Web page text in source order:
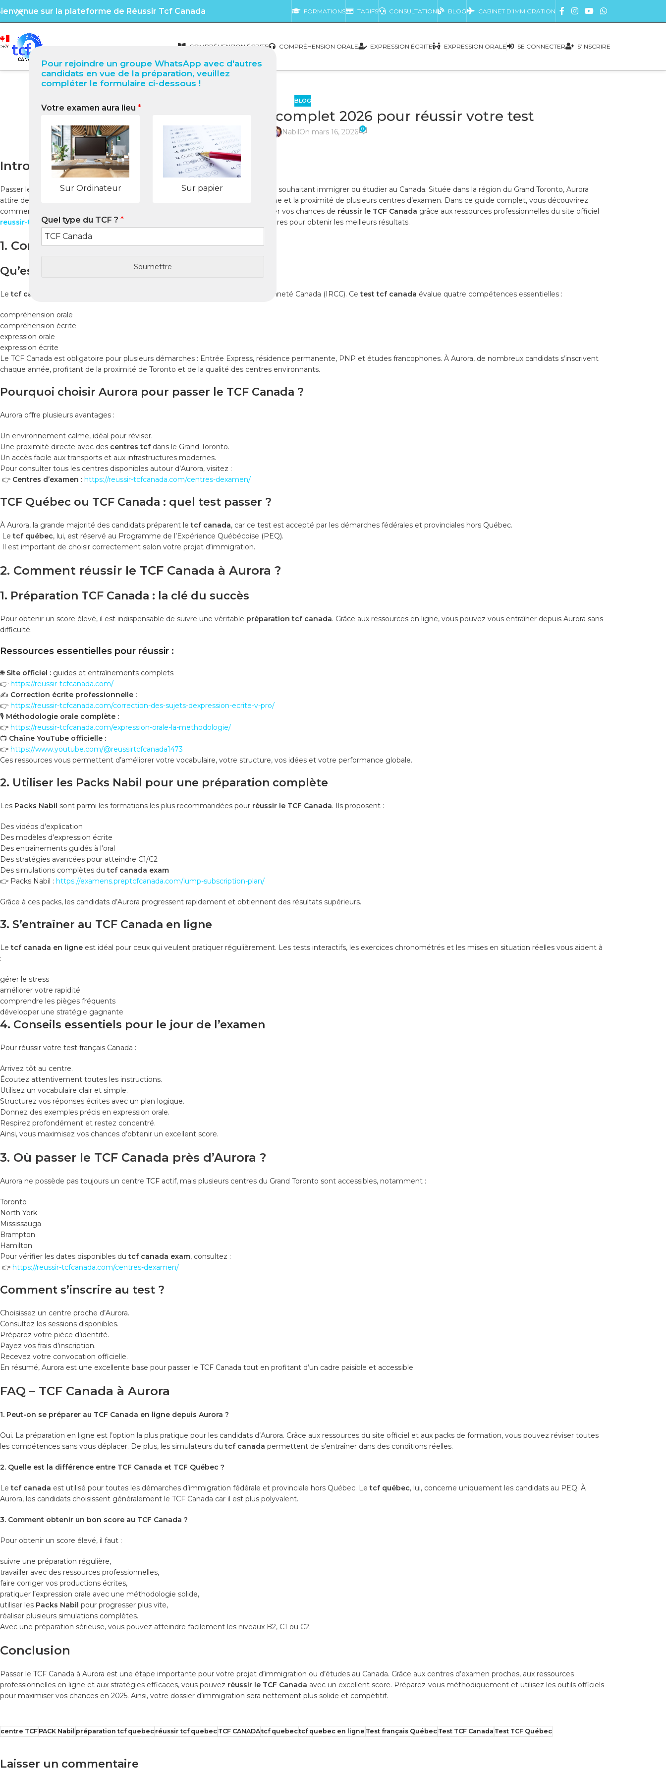
Pour rejoindre un groupe WhatsApp avec d'autres
candidats en vue de la préparation, veuillez
compléter le formulaire ci-dessous !
Votre examen aura lieu *
Sur Ordinateur Sur papier
Quel type du TCF ? *
Soumettre
sur la plateforme de Réussir Tcf Canada FORMATIONS TARIFS CONSULTATION BLOG CABINET D’IMMIGRATION
COMPRÉHENSION ÉCRITE COMPRÉHENSION ORALE EXPRESSION ÉCRITE EXPRESSION ORALE SE CONNECTER S’INSCRIRE
BLOG
TCF Canada à Aurora : Guide complet 2026 pour réussir votre test
NabilOn mars 16, 2026 0
Introduction
Passer le TCF Canada à Aurora représente une étape décisive pour les candidats souhaitant immigrer ou étudier au Canada. Située dans la région du Grand Toronto, Aurora
attire de nombreux candidats grâce à son accessibilité, son environnement calme et la proximité de plusieurs centres d’examen. Dans ce guide complet, vous découvrirez
comment vous préparer efficacement, où passer le test, et comment maximiser vos chances de réussir le TCF Canada grâce aux ressources professionnelles du site officiel
reussir-tcfcanada.com.Ainsi, vous disposerez de toutes les stratégies nécessaires pour obtenir les meilleurs résultats.
1. Comprendre le TCF Canada à Aurora
Qu’est-ce que le TCF Canada ?
Letcf canada est un test officiel reconnu par Immigration, Réfugiés et Citoyenneté Canada (IRCC). Cetest tcf canada évalue quatre compétences essentielles :
compréhension orale
compréhension écrite
expression orale
expression écrite
Le TCF Canada est obligatoire pour plusieurs démarches : Entrée Express, résidence permanente, PNP et études francophones. À Aurora, de nombreux candidats s’inscrivent
chaque année, profitant de la proximité de Toronto et de la qualité des centres environnants.
Pourquoi choisir Aurora pour passer le TCF Canada ?
Aurora offre plusieurs avantages :
Un environnement calme, idéal pour réviser.
Une proximité directe avec des centres tcfdans le Grand Toronto.
Un accès facile aux transports et aux infrastructures modernes.
Pour consulter tous les centres disponibles autour d’Aurora, visitez :
👉 Centres d’examen : https://reussir-tcfcanada.com/centres-dexamen/
TCF Québec ou TCF Canada : quel test passer ?
À Aurora, la grande majorité des candidats préparent letcf canada, car ce test est accepté par les démarches fédérales et provinciales hors Québec.
Letcf québec, lui, est réservé au Programme de l’Expérience Québécoise (PEQ).
Il est important de choisir correctement selon votre projet d’immigration.
2. Comment réussir le TCF Canada à Aurora ?
1. Préparation TCF Canada : la clé du succès
Pour obtenir un score élevé, il est indispensable de suivre une véritable préparation tcf canada. Grâce aux ressources en ligne, vous pouvez vous entraîner depuis Aurora sans
difficulté.
Ressources essentielles pour réussir :
🌐 Site officiel : guides et entraînements complets
👉 https://reussir-tcfcanada.com/
✍️ Correction écrite professionnelle :
👉 https://reussir-tcfcanada.com/correction-des-sujets-dexpression-ecrite-v-pro/
🎙️ Méthodologie orale complète :
👉 https://reussir-tcfcanada.com/expression-orale-la-methodologie/
📺 Chaîne YouTube officielle :
👉 https://www.youtube.com/@reussirtcfcanada1473
Ces ressources vous permettent d’améliorer votre vocabulaire, votre structure, vos idées et votre performance globale.
2. Utiliser les Packs Nabil pour une préparation complète
Les Packs Nabil sont parmi les formations les plus recommandées pour réussir le TCF Canada. Ils proposent :
Des vidéos d’explication
Des modèles d’expression écrite
Des entraînements guidés à l’oral
Des stratégies avancées pour atteindre C1/C2
Des simulations complètes dutcf canada exam
👉 Packs Nabil : https://examens.preptcfcanada.com/iump-subscription-plan/
Grâce à ces packs, les candidats d’Aurora progressent rapidement et obtiennent des résultats supérieurs.
3. S’entraîner au TCF Canada en ligne
Letcf canada en ligne est idéal pour ceux qui veulent pratiquer régulièrement. Les tests interactifs, les exercices chronométrés et les mises en situation réelles vous aident à
:
gérer le stress
améliorer votre rapidité
comprendre les pièges fréquents
développer une stratégie gagnante
4. Conseils essentiels pour le jour de l’examen
Pour réussir votre test français Canada :
Arrivez tôt au centre.
Écoutez attentivement toutes les instructions.
Utilisez un vocabulaire clair et simple.
Structurez vos réponses écrites avec un plan logique.
Donnez des exemples précis en expression orale.
Respirez profondément et restez concentré.
Ainsi, vous maximisez vos chances d’obtenir un excellent score.
3. Où passer le TCF Canada près d’Aurora ?
Aurora ne possède pas toujours un centre TCF actif, mais plusieurs centres du Grand Toronto sont accessibles, notamment :
Toronto
North York
Mississauga
Brampton
Hamilton
Pour vérifier les dates disponibles dutcf canada exam, consultez :
👉 https://reussir-tcfcanada.com/centres-dexamen/
Comment s’inscrire au test ?
Choisissez un centre proche d’Aurora.
Consultez les sessions disponibles.
Préparez votre pièce d’identité.
Payez vos frais d’inscription.
Recevez votre convocation officielle.
En résumé, Aurora est une excellente base pour passer le TCF Canada tout en profitant d’un cadre paisible et accessible.
FAQ – TCF Canada à Aurora
1. Peut-on se préparer au TCF Canada en ligne depuis Aurora ?
Oui. La préparation en ligne est l’option la plus pratique pour les candidats d’Aurora. Grâce aux ressources du site officiel et aux packs de formation, vous pouvez réviser toutes
les compétences sans vous déplacer. De plus, les simulateurs dutcf canada permettent de s’entraîner dans des conditions réelles.
2. Quelle est la différence entre TCF Canada et TCF Québec ?
Letcf canada est utilisé pour toutes les démarches d’immigration fédérale et provinciale hors Québec. Letcf québec, lui, concerne uniquement les candidats au PEQ. À
Aurora, les candidats choisissent généralement le TCF Canada car il est plus polyvalent.
3. Comment obtenir un bon score au TCF Canada ?
Pour obtenir un score élevé, il faut :
suivre une préparation régulière,
travailler avec des ressources professionnelles,
faire corriger vos productions écrites,
pratiquer l’expression orale avec une méthodologie solide,
utiliser les Packs Nabil pour progresser plus vite,
réaliser plusieurs simulations complètes.
Avec une préparation sérieuse, vous pouvez atteindre facilement les niveaux B2, C1 ou C2.
Conclusion
Passer le TCF Canada à Aurora est une étape importante pour votre projet d’immigration ou d’études au Canada. Grâce aux centres d’examen proches, aux ressources
professionnelles en ligne et aux stratégies efficaces, vous pouvez réussir le TCF Canada avec un excellent score. Préparez-vous méthodiquement et utilisez les outils officiels
pour maximiser vos chances en 2025. Ainsi, votre dossier d’immigration sera nettement plus solide et compétitif.
centre TCFPACK Nabil préparation tcf quebecréussir tcf quebecTCF CANADAtcf quebectcf quebec en ligne Test français QuébecTest TCF Canada Test TCF Québec
Laisser un commentaire